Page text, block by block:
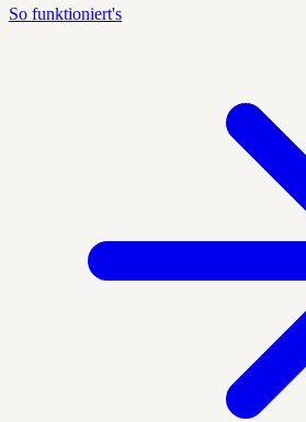
So funktioniert's